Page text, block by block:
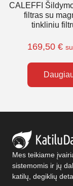
CALEFFI
filtras su
tinkliniu
169,50 €
Mes teikiame
sistemomis ir jų
katilų, degiklių